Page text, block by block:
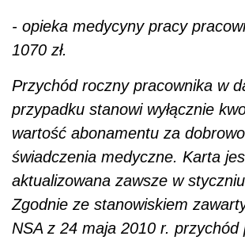
- opieka medycyny pracy
1070 zł.
Przychód roczny pracownika w
przypadku stanowi wyłącznie
wartość abonamentu za
świadczenia medyczne. Karta
aktualizowana zawsze w
Zgodnie ze stanowiskiem
NSA z 24 maja 2010 r. przychód